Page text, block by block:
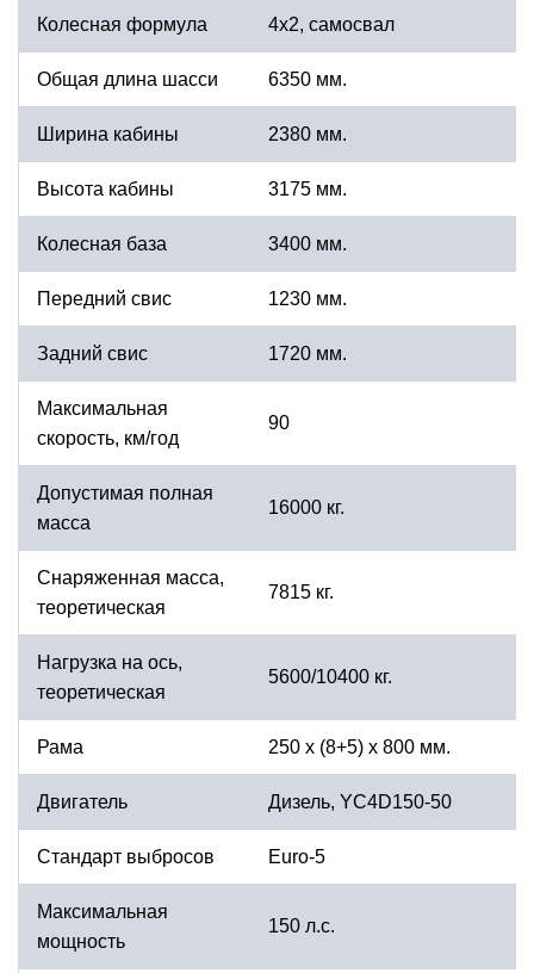
Колесная формула 4х2, самосвал
Общая длина шасси 6350 мм.
Ширина кабины 2380 мм.
Высота кабины 3175 мм.
Колесная база 3400 мм.
Передний свис 1230 мм.
Задний свис 1720 мм.
Максимальная
скорость, км/год
90
Допустимая полная
масса
16000 кг.
Снаряженная масса,
теоретическая
7815 кг.
Нагрузка на ось,
теоретическая
5600/10400 кг.
Рама 250 ​​x (8+5) x 800 мм.
Двигатель Дизель, YC4D150-50
Стандарт выбросов Euro-5
Максимальная
мощность
150 л.с.